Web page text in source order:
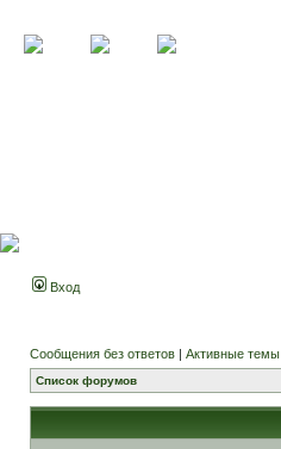
Вход
Сообщения без ответов | Активные темы
Список форумов